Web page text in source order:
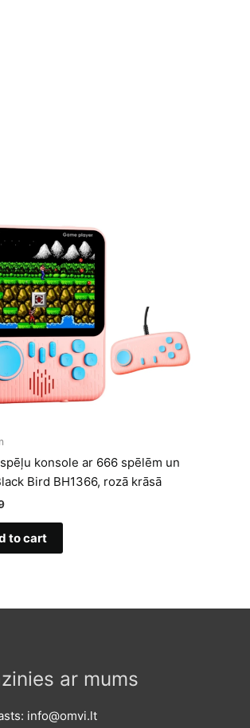
konsole ar 666 spēlēm un
Bird BH1366, rozā krāsā
to cart
ar mums
info@omvi.lt